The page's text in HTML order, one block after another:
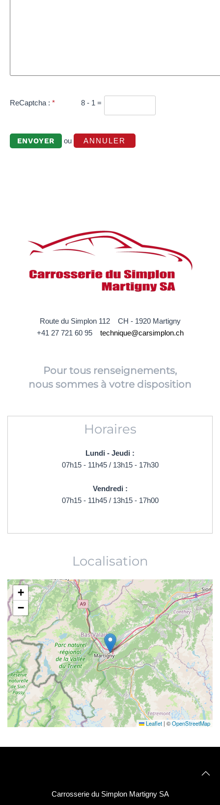
ReCaptcha : * 8 - 1 =
ou ANNULER
Route du Simplon 112 CH - 1920 Martigny
+41 27 721 60 95 technique@carsimplon.ch
Pour tous renseignements,
nous sommes à votre disposition
Horaires
Lundi - Jeudi :
07h15 - 11h45 / 13h15 - 17h30
Vendredi :
07h15 - 11h45 / 13h15 - 17h00
Localisation
+
−
Leaflet | ©OpenStreetMap
Carrosserie du Simplon Martigny SA